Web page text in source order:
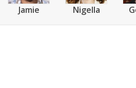
Jamie Nigella